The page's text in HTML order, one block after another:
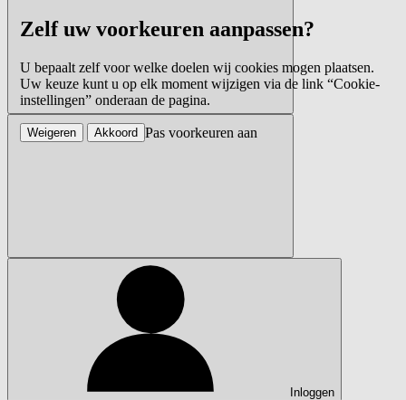
Inloggen
Zelf uw voorkeuren aanpassen?
U bepaalt zelf voor welke doelen wij cookies mogen plaatsen.
Uw keuze kunt u op elk moment wijzigen via de link “Cookie-
instellingen” onderaan de pagina.
Pas voorkeuren aan
Weigeren Akkoord